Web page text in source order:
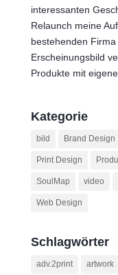
interessanten
Relaunch meine
bestehenden
Erscheinungsbild
Produkte mit
Kategorie
bild Brand Design
Print Design
SoulMap video
Web Design
Schlagwörter
adv.2print artwork